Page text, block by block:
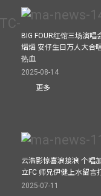
BIG FOUR红馆三场演
熠熠 安仔生日万人大合
热血
2025-08-14
更多
云浩影惊喜浪接浪 个唱
立FC 师兄伊健上水留言
2025-07-11